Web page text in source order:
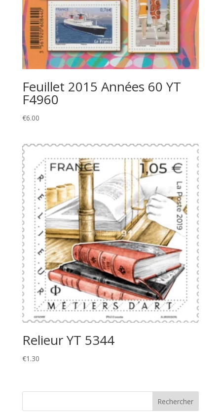
Feuillet 2015 Années 60 YT
F4960
€6.00
Relieur YT 5344
€1.30